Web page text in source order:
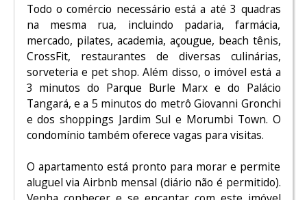
Todo o comércio necessário está a até 3 quadras
na mesma rua, incluindo padaria, farmácia,
mercado, pilates, academia, açougue, beach tênis,
CrossFit, restaurantes de diversas culinárias,
sorveteria e pet shop. Além disso, o imóvel está a
3 minutos do Parque Burle Marx e do Palácio
Tangará, e a 5 minutos do metrô Giovanni Gronchi
e dos shoppings Jardim Sul e Morumbi Town. O
condomínio também oferece vagas para visitas.
O apartamento está pronto para morar e permite
aluguel via Airbnb mensal (diário não é permitido).